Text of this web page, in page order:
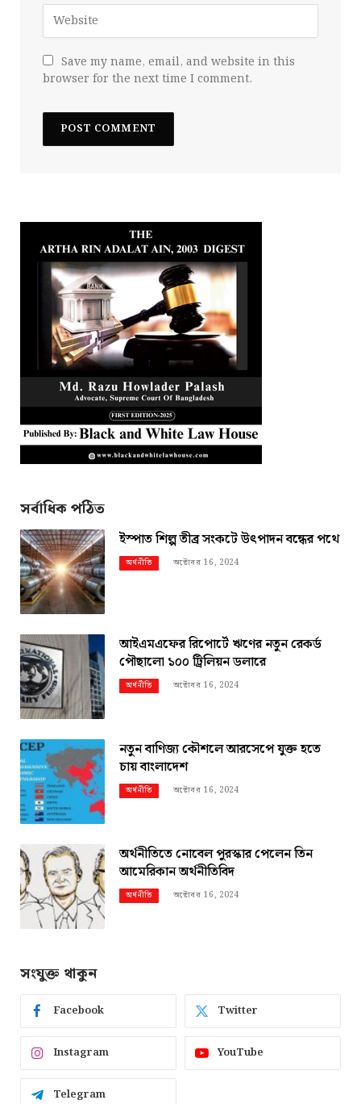
Save my name, email, and website in this
browser for the next time I comment.
সর্বাধিক পঠিত
ইস্পাত শিল্প তীব্র সংকটে উৎপাদন বন্ধের পথে
অর্থনীতি অক্টোবর 16, 2024
আইএমএফের রিপোর্টে ঋণের নতুন রেকর্ড
পৌছালো ১০০ ট্রিলিয়ন ডলারে
অর্থনীতি অক্টোবর 16, 2024
নতুন বাণিজ্য কৌশলে আরসেপে যুক্ত হতে
চায় বাংলাদেশ
অর্থনীতি অক্টোবর 16, 2024
অর্থনীতিতে নোবেল পুরস্কার পেলেন তিন
আমেরিকান অর্থনীতিবিদ
অর্থনীতি অক্টোবর 16, 2024
সংযুক্ত থাকুন
Facebook Twitter
Instagram YouTube
Telegram